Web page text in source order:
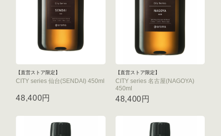
【直営ストア限定】
CITY series 仙台(SENDAI) 450ml
48,400円
【直営ストア限定】
CITY series 名古屋(NAGOYA)
450ml
48,400円